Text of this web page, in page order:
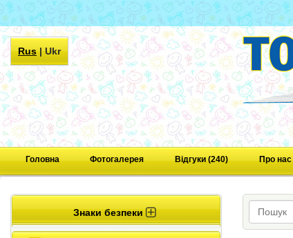
Rus|Ukr
Головна Фотогалерея Відгуки (240) Про нас
Знаки безпеки